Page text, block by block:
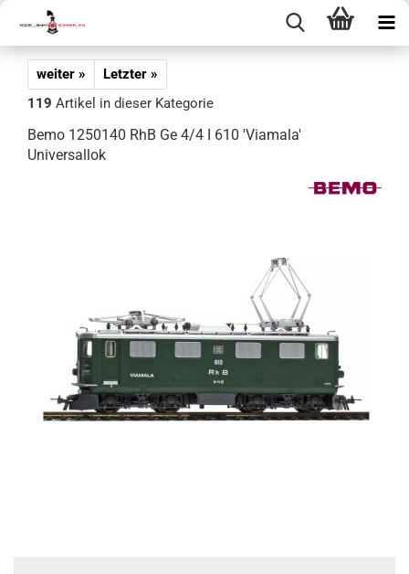
weiter »
Letzter »
119 Artikel in dieser Kategorie
Bemo 1250140 RhB Ge 4/4 I 610 'Viamala'
Universallok